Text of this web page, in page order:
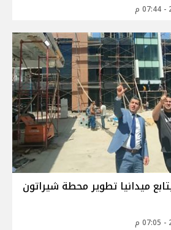
ميدانيا تطوير محطة شيراتون